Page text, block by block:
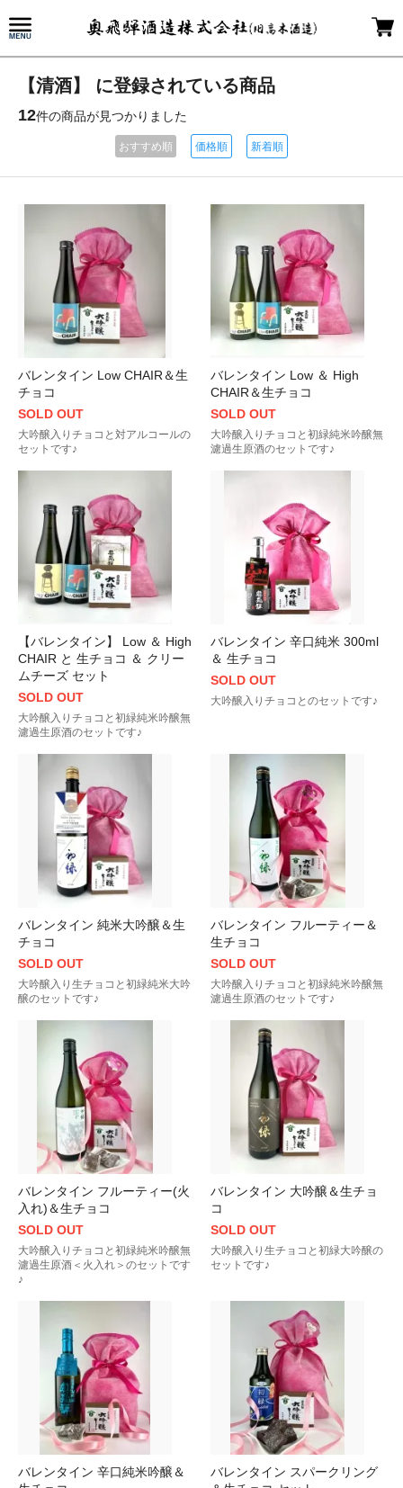
【清酒】 に登録されている商品
12件の商品が見つかりました
おすすめ順 価格順 新着順
バレンタイン Low CHAIR＆生
チョコ
SOLD OUT
大吟醸入りチョコと対アルコールの
セットです♪
バレンタイン Low ＆ High
CHAIR＆生チョコ
SOLD OUT
大吟醸入りチョコと初緑純米吟醸無
濾過生原酒のセットです♪
【バレンタイン】 Low ＆ High
CHAIR と 生チョコ ＆ クリー
ムチーズ セット
SOLD OUT
大吟醸入りチョコと初緑純米吟醸無
濾過生原酒のセットです♪
バレンタイン 辛口純米 300ml
＆ 生チョコ
SOLD OUT
大吟醸入りチョコとのセットです♪
バレンタイン 純米大吟醸＆生
チョコ
SOLD OUT
大吟醸入り生チョコと初緑純米大吟
醸のセットです♪
バレンタイン フルーティー＆
生チョコ
SOLD OUT
大吟醸入りチョコと初緑純米吟醸無
濾過生原酒のセットです♪
バレンタイン フルーティー(火
入れ)＆生チョコ
SOLD OUT
大吟醸入りチョコと初緑純米吟醸無
濾過生原酒＜火入れ＞のセットです
♪
バレンタイン 大吟醸＆生チョ
コ
SOLD OUT
大吟醸入り生チョコと初緑大吟醸の
セットです♪
バレンタイン 辛口純米吟醸＆
バレンタイン スパークリング